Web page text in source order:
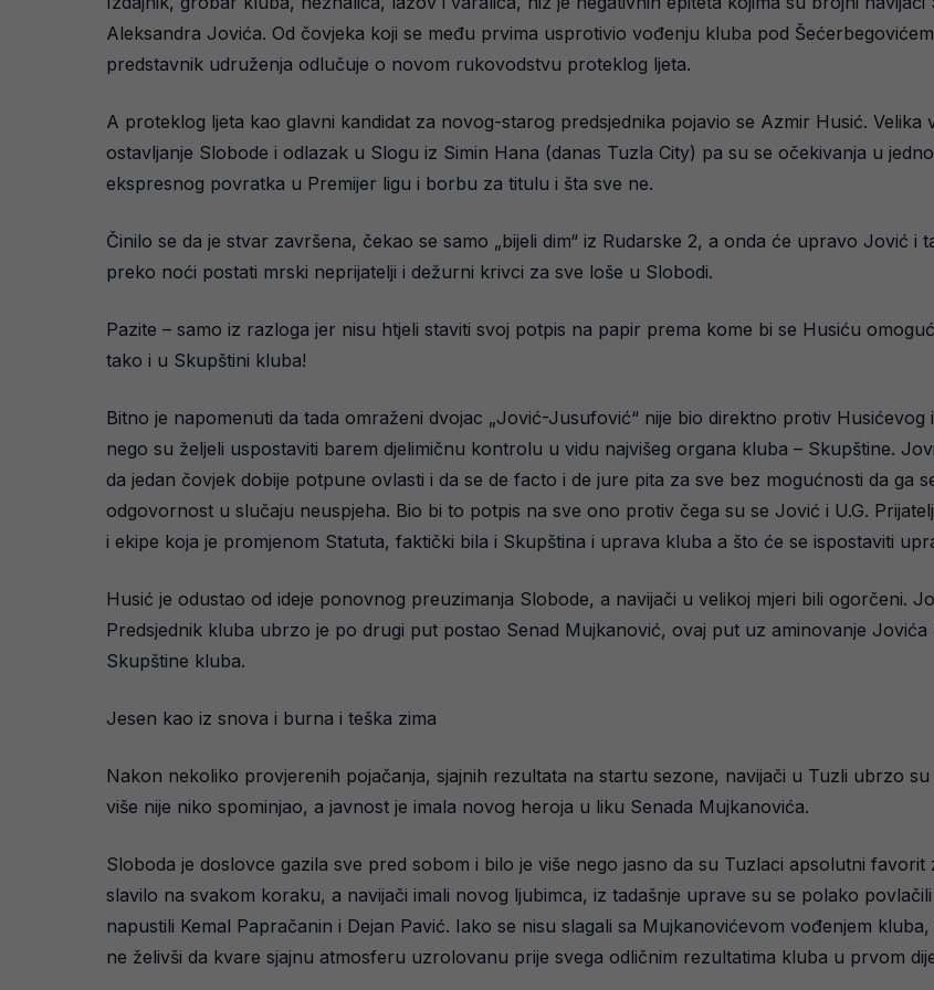
Aleksandra Jovića. Od čovjeka koji se među prvima usprotivio vođenju kluba pod
predstavnik udruženja odlučuje o novom rukovodstvu proteklog ljeta.
A proteklog ljeta kao glavni kandidat za novog-starog predsjednika pojavio se Azmir Husić.
ostavljanje Slobode i odlazak u Slogu iz Simin Hana (danas Tuzla City) pa su se očekivanja u
ekspresnog povratka u Premijer ligu i borbu za titulu i šta sve ne.
Činilo se da je stvar završena, čekao se samo „bijeli dim“ iz Rudarske 2, a onda će upravo Jović
preko noći postati mrski neprijatelji i dežurni krivci za sve loše u Slobodi.
Pazite – samo iz razloga jer nisu htjeli staviti svoj potpis na papir prema kome bi se Husiću
tako i u Skupštini kluba!
Bitno je napomenuti da tada omraženi dvojac „Jović-Jusufović“ nije bio direktno protiv Husićevog
nego su željeli uspostaviti barem djelimičnu kontrolu u vidu najvišeg organa kluba – Skupštine.
da jedan čovjek dobije potpune ovlasti i da se de facto i de jure pita za sve bez mogućnosti da ga
odgovornost u slučaju neuspjeha. Bio bi to potpis na sve ono protiv čega su se Jović i U.G.
i ekipe koja je promjenom Statuta, faktički bila i Skupština i uprava kluba a što će se ispostaviti
Husić je odustao od ideje ponovnog preuzimanja Slobode, a navijači u velikoj mjeri bili ogorčeni.
Predsjednik kluba ubrzo je po drugi put postao Senad Mujkanović, ovaj put uz aminovanje
Skupštine kluba.
Jesen kao iz snova i burna i teška zima
Nakon nekoliko provjerenih pojačanja, sjajnih rezultata na startu sezone, navijači u Tuzli ubrzo
više nije niko spominjao, a javnost je imala novog heroja u liku Senada Mujkanovića.
Sloboda je doslovce gazila sve pred sobom i bilo je više nego jasno da su Tuzlaci apsolutni
slavilo na svakom koraku, a navijači imali novog ljubimca, iz tadašnje uprave su se polako
napustili Kemal Papračanin i Dejan Pavić. Iako se nisu slagali sa Mujkanovićevom vođenjem
ne želivši da kvare sjajnu atmosferu uzrolovanu prije svega odličnim rezultatima kluba u prvom